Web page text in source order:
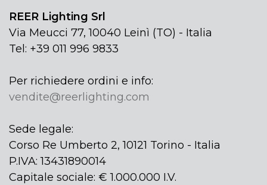
REER Lighting Srl
Via Meucci 77, 10040 Leinì (TO) - Italia
Tel: +39 011 996 9833
Per richiedere ordini e info:
vendite@reerlighting.com
Sede legale:
Corso Re Umberto 2, 10121 Torino - Italia
P.IVA: 13431890014
Capitale sociale: € 1.000.000 I.V.